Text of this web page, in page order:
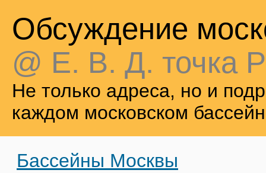
Обсуждение
@ Е. В. Д. точка
Не только адреса, но и
каждом московском
Бассейны Москвы